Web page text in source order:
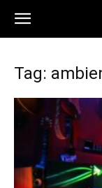
Tag: